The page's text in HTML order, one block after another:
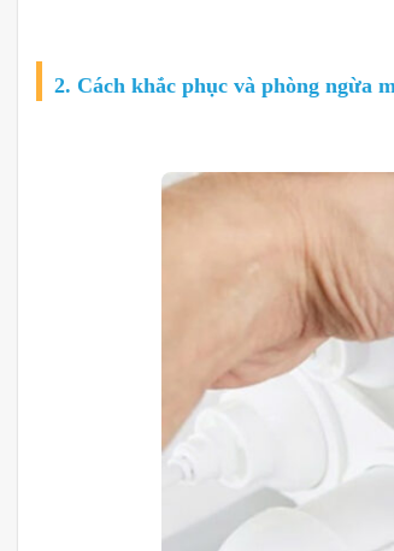
2. Cách khắc phục và phòng ngừa